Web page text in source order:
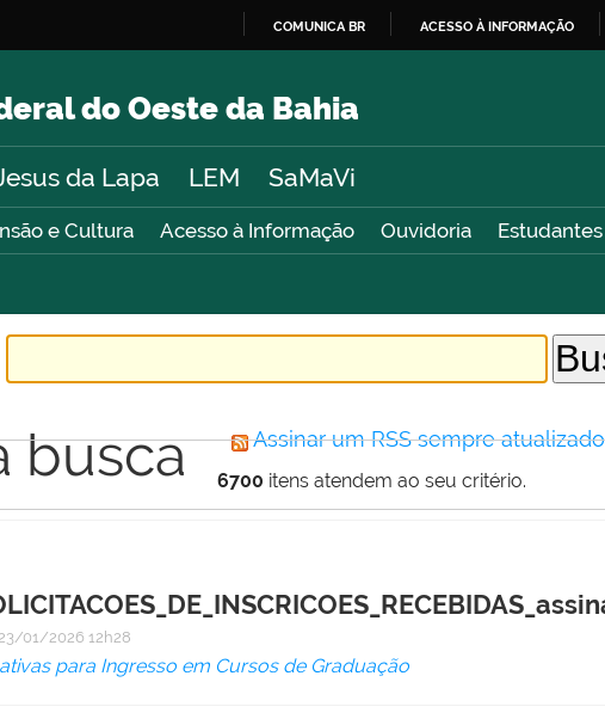
O
COMUNICA BR ACESSO À INFORMAÇÃO
do Oeste da Bahia
da Lapa LEM SaMaVi
e Cultura Acesso à Informação Ouvidoria Estudantes
busca Assinar um RSS sempre
6700 itens atendem ao seu critério.
01/2026 12h28
para Ingresso em Cursos de Graduação